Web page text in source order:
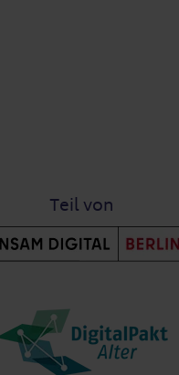
Teil von